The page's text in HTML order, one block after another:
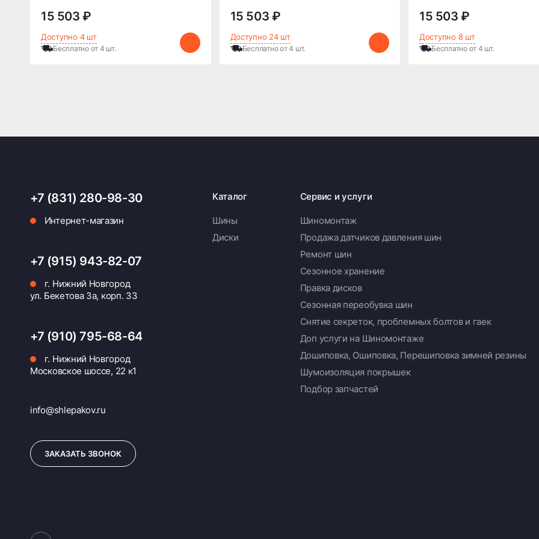
15 503 ₽
Доступно 4 шт
Бесплатно от 4 шт.
15 503 ₽
Доступно 24 шт
Бесплатно от 4 шт.
15 503 ₽
Доступно 8 шт
Бесплатно от 4 шт.
+7 (831) 280-98-30
Интернет-магазин
+7 (915) 943-82-07
г. Нижний Новгород
ул. Бекетова 3а, корп. 33
+7 (910) 795-68-64
г. Нижний Новгород
Московское шоссе, 22 к1
info@shlepakov.ru
ЗАКАЗАТЬ ЗВОНОК
Каталог
Шины
Диски
Сервис и услуги
Шиномонтаж
Продажа датчиков давления шин
Ремонт шин
Сезонное хранение
Правка дисков
Сезонная переобувка шин
Снятие секреток, проблемных болтов и гаек
Доп услуги на Шиномонтаже
Дошиповка, Ошиповка, Перешиповка зимней резины
Шумоизоляция покрышек
Подбор запчастей